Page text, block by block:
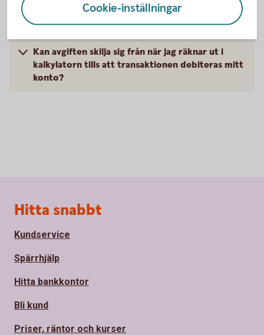
Ingår alla avgifter i kostnaden för en
transaktion?
Kan avgiften skilja sig från när jag räknar ut i
kalkylatorn tills att transaktionen debiteras mitt
konto?
Cookie-inställningar
Sidfot
Hitta snabbt
Kundservice
Spärrhjälp
Hitta bankkontor
Bli kund
Priser, räntor och kurser